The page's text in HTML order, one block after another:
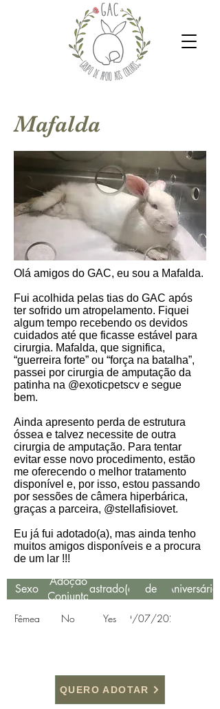
Mafalda
Olá amigos do GAC, eu sou a Mafalda.
Fui acolhida pelas tias do GAC após
ter sofrido um atropelamento. Fiquei
algum tempo recebendo os devidos
cuidados até que ficasse estável para
cirurgia. Mafalda, que significa,
“guerreira forte” ou “força na batalha”,
passei por cirurgia de amputação da
patinha na @exoticpetscv e segue
bem.
⁣Ainda‎ apresento perda‎ de estrutura‎
óssea‎ e‎ talvez‎ necessite‎ de‎ outra‎
cirurgia‎ de‎ amputação. Para‎ tentar‎
evitar‎ esse‎ novo‎ procedimento,‎ estão
me‎ oferecendo‎ o‎ melhor‎ tratamento‎
disponível‎ e,‎ por‎ isso,‎ estou‎ passando‎
por‎ sessões‎ de‎ câmera‎ hiperbárica,‎
graças‎ a‎ parceira,‎ @stellafisiovet.‎
Eu já fui adotado(a), mas ainda tenho
muitos amigos disponíveis e a procura
de um lar !!!
Sexo
Adoção
Conjunta
Castrado(a)
de
Resgate
Aniversário
Fêmea No Yes 29/07/2021
QUERO ADOTAR